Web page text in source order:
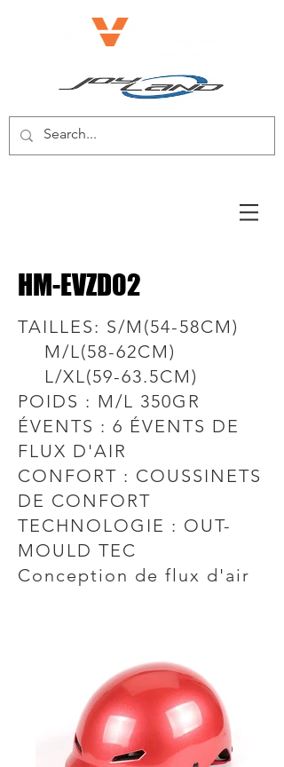
HM-EVZD02
TAILLES: S/M(54-58CM)
M/L(58-62CM)
L/XL(59-63.5CM)
POIDS : M/L 350GR
ÉVENTS : 6 ÉVENTS DE
FLUX D'AIR
CONFORT : COUSSINETS
DE CONFORT
TECHNOLOGIE : OUT-
MOULD TEC
Conception de flux d'air